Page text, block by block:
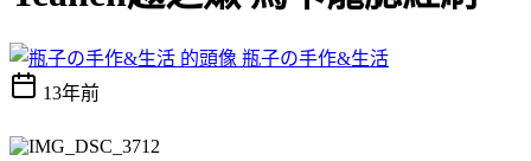
瓶子の手作&生活
13年前